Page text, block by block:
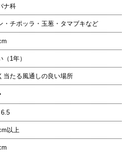
ナ科
・チポッラ・玉葱・タマブキなど
1年）
当たる風通しの良い場所
以上